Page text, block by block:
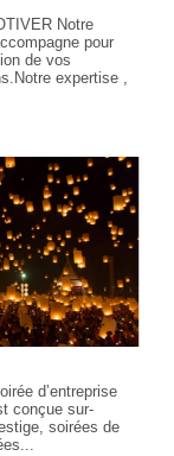
Notre
pour
de vos
expertise ,
d’entreprise
conçue sur-
soirées de